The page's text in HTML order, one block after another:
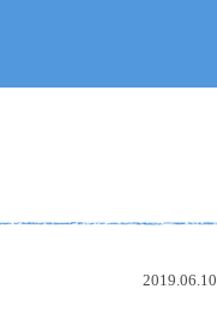
2019.06.10